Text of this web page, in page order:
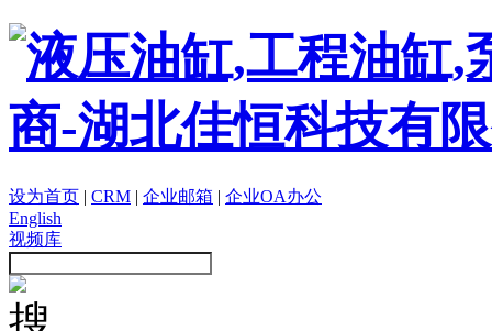
设为首页 | CRM | 企业邮箱 | 企业OA办公
English
视频库